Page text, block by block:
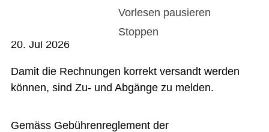
Vorlesen pausieren
Stoppen
20. Jul 2026
Damit die Rechnungen korrekt versandt werden
können, sind Zu- und Abgänge zu melden.
Gemäss Gebührenreglement der